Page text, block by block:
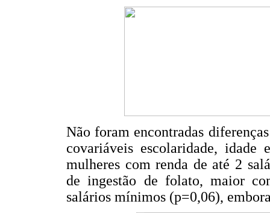
Não foram encontradas
covariáveis escolaridade,
mulheres com renda de até 2
de ingestão de folato, maior
salários mínimos (p=0,06),